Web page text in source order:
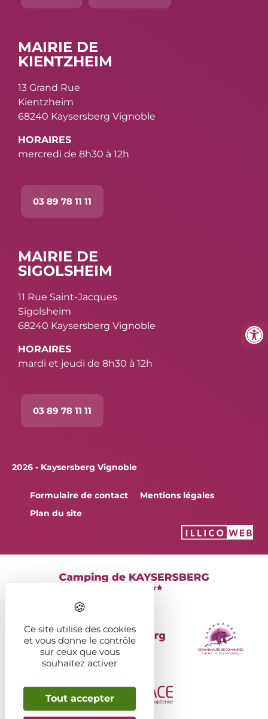
MAIRIE DE
KIENTZHEIM
13 Grand Rue
Kientzheim
68240 Kaysersberg Vignoble
HORAIRES
mercredi de 8h30 à 12h
03 89 78 11 11
MAIRIE DE
SIGOLSHEIM
11 Rue Saint-Jacques
Sigolsheim
68240 Kaysersberg Vignoble
HORAIRES
mardi et jeudi de 8h30 à 12h
03 89 78 11 11
2026 - Kaysersberg Vignoble
Formulaire de contact
Mentions légales
Plan du site
Ce site utilise des cookies
et vous donne le contrôle
sur ceux que vous
souhaitez activer
Tout accepter